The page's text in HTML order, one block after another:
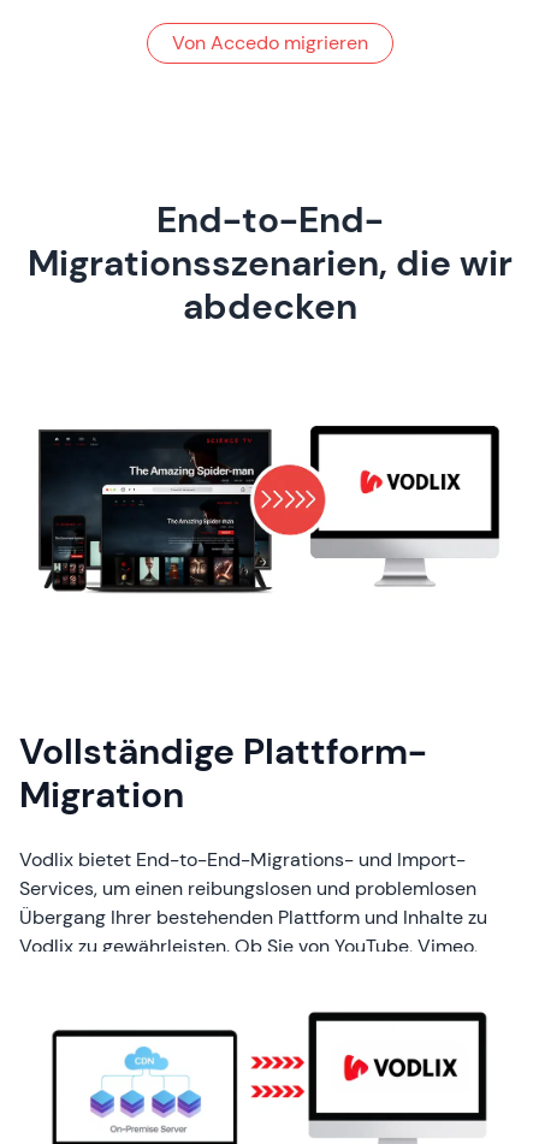
Von Accedo migrieren
End-to-End-
Migrationsszenarien, die wir
abdecken
Vollständige Plattform-
Migration
Vodlix bietet End-to-End-Migrations- und Import-
Services, um einen reibungslosen und problemlosen
Übergang Ihrer bestehenden Plattform und Inhalte zu
Vodlix zu gewährleisten. Ob Sie von YouTube, Vimeo,
kümmert sich um alles mit minimaler Unterbrechung.